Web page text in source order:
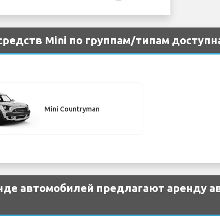
Mini по группам/типам
Mini Countryman
автомобилей предлагают аренду